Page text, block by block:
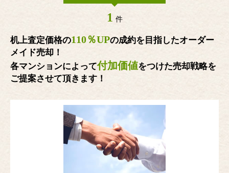
1 件
机上査定価格の110％UPの成約を目指したオーダー
メイド売却！
各マンションによって付加価値をつけた売却戦略を
ご提案させて頂きます！